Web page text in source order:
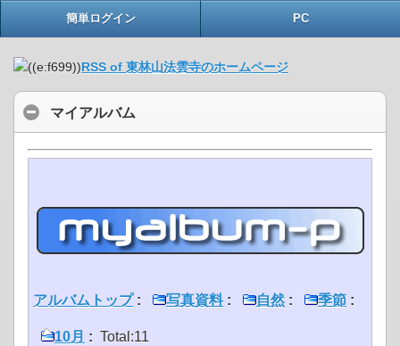
簡単ログイン PC
RSS of 東林山法雲寺のホームページ
マイアルバム
アルバムトップ: 写真資料: 自然: 季節 :
10月 : Total:11